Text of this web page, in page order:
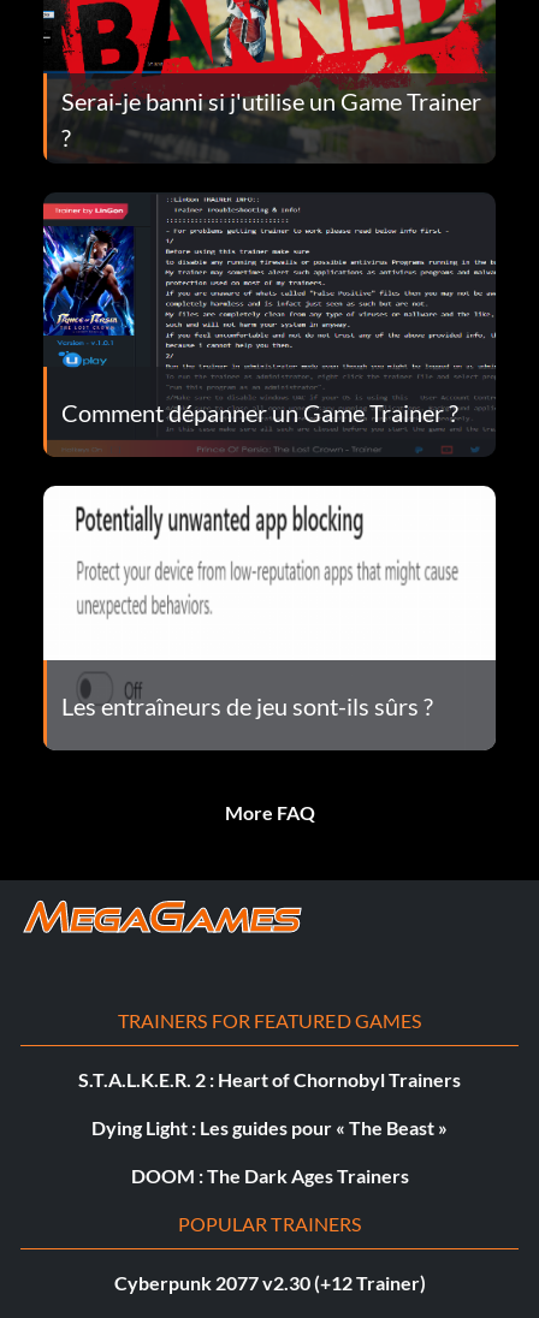
Serai-je banni si j'utilise un Game Trainer
?
Comment dépanner un Game Trainer ?
Les entraîneurs de jeu sont-ils sûrs ?
More FAQ
TRAINERS FOR FEATURED GAMES
S.T.A.L.K.E.R. 2 : Heart of Chornobyl Trainers
Dying Light : Les guides pour « The Beast »
DOOM : The Dark Ages Trainers
POPULAR TRAINERS
Cyberpunk 2077 v2.30 (+12 Trainer)